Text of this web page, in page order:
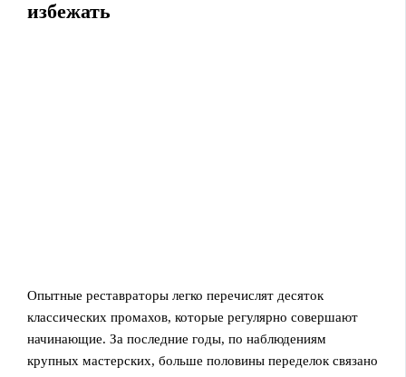
избежать
Опытные реставраторы легко перечислят десяток
классических промахов, которые регулярно совершают
начинающие. За последние годы, по наблюдениям
крупных мастерских, больше половины переделок связано